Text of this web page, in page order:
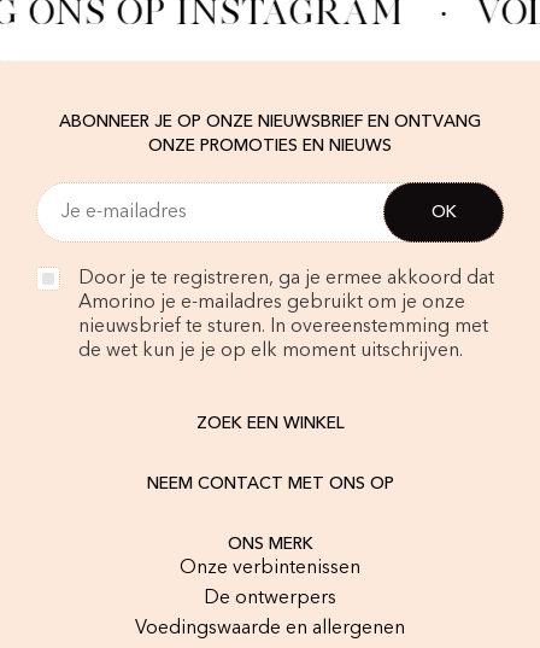
ONS OP INSTAGRAM ·
ABONNEER JE OP ONZE NIEUWSBRIEF EN ONTVANG
ONZE PROMOTIES EN NIEUWS
Door je te registreren, ga je ermee akkoord dat
Amorino je e-mailadres gebruikt om je onze
nieuwsbrief te sturen. In overeenstemming met
de wet kun je je op elk moment uitschrijven.
ZOEK EEN WINKEL
NEEM CONTACT MET ONS OP
ONS MERK
Onze verbintenissen
De ontwerpers
Voedingswaarde en allergenen